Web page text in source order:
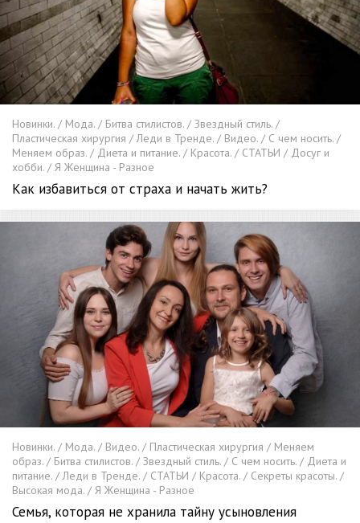
Новинки. / Мода. / Битва стилистов. / Звездный стиль. /
Пластическая хирургия / Леди в Тренде. / Видео. / С чем носить. /
Меняем образ. / Диета и питание. / Красота. / СТАТЬИ / Досуг и
хобби. / Я Женщина - Разное
Как избавиться от страха и начать жить?
Новинки. / Мода. / Видео. / Пластическая хирургия / Меняем
образ. / Битва стилистов. / Звездный стиль. / С чем носить. / Диета и
питание. / Леди в Тренде. / СТАТЬИ / Красота. / Секреты красоты. /
Высокая мода. / Я Женщина - Разное
Семья, которая не хранила тайну усыновления